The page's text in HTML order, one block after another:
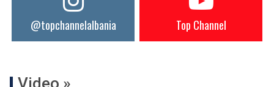
@topchannelalbania Top Channel
Video »